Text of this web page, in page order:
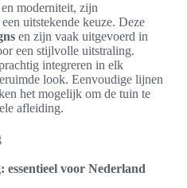
moderniteit, zijn
een uitstekende keuze. Deze
en zijn vaak uitgevoerd in
een stijlvolle uitstraling.
integreren in elk
look. Eenvoudige lijnen
het mogelijk om de tuin te
afleiding.
voor Nederland